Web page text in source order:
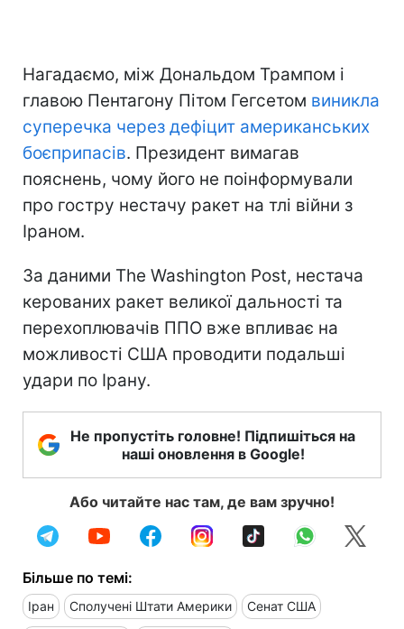
Нагадаємо, між Дональдом Трампом і
главою Пентагону Пітом Гегсетом виникла
суперечка через дефіцит американських
боєприпасів. Президент вимагав
пояснень, чому його не поінформували
про гостру нестачу ракет на тлі війни з
Іраном.
За даними The Washington Post, нестача
керованих ракет великої дальності та
перехоплювачів ППО вже впливає на
можливості США проводити подальші
удари по Ірану.
Не пропустіть головне! Підпишіться на
наші оновлення в Google!
Або читайте нас там, де вам зручно!
Більше по темі:
Іран Сполучені Штати Америки Сенат США